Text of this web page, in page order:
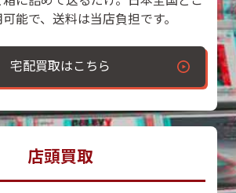
能で、送料は当店負担です。
宅配買取はこちら
店頭買取